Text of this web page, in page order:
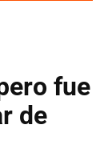
fue
de